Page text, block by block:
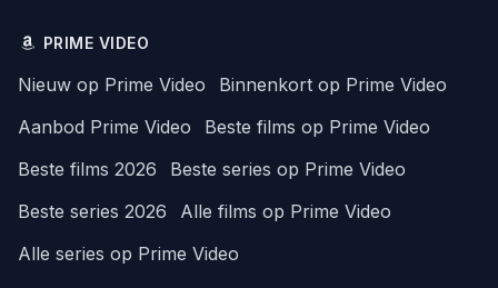
PRIME VIDEO
Nieuw op Prime Video
Binnenkort op Prime Video
Aanbod Prime Video
Beste films op Prime Video
Beste films 2026
Beste series op Prime Video
Beste series 2026
Alle films op Prime Video
Alle series op Prime Video